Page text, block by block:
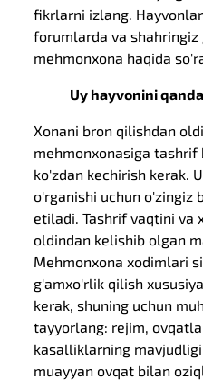
fikrlarni izlang.
forumlarda va shahringiz
mehmonxona haqida
Uy hayvonini
Xonani bron qilishdan
mehmonxonasiga
ko'zdan kechirish kerak.
o'rganishi uchun o'zingiz
etiladi. Tashrif vaqtini va
oldindan kelishib olgan
Mehmonxona xodimlari
g'amxo'rlik qilish
kerak, shuning uchun
tayyorlang: rejim,
kasalliklarning
muayyan ovqat bilan